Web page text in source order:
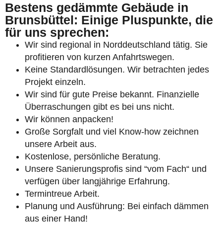
Bestens gedämmte Gebäude in
Brunsbüttel: Einige Pluspunkte, die
für uns sprechen:
Wir sind regional in Norddeutschland tätig. Sie
profitieren von kurzen Anfahrtswegen.
Keine Standardlösungen. Wir betrachten jedes
Projekt einzeln.
Wir sind für gute Preise bekannt. Finanzielle
Überraschungen gibt es bei uns nicht.
Wir können anpacken!
Große Sorgfalt und viel Know-how zeichnen
unsere Arbeit aus.
Kostenlose, persönliche Beratung.
Unsere Sanierungsprofis sind “vom Fach“ und
verfügen über langjährige Erfahrung.
Termintreue Arbeit.
Planung und Ausführung: Bei einfach dämmen
aus einer Hand!